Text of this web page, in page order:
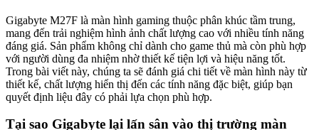
Gigabyte M27F là màn hình gaming thuộc phân khúc tầm trung,
mang đến trải nghiệm hình ảnh chất lượng cao với nhiều tính năng
đáng giá. Sản phẩm không chỉ dành cho game thủ mà còn phù hợp
với người dùng đa nhiệm nhờ thiết kế tiện lợi và hiệu năng tốt.
Trong bài viết này, chúng ta sẽ đánh giá chi tiết về màn hình này từ
thiết kế, chất lượng hiển thị đến các tính năng đặc biệt, giúp bạn
quyết định liệu đây có phải lựa chọn phù hợp.
Tại sao Gigabyte lại lấn sân vào thị trường màn